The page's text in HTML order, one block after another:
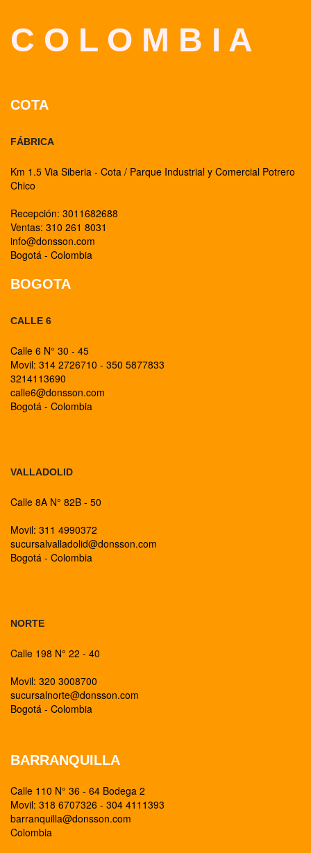
C O L O M B I A
COTA
FÁBRICA
Km 1.5 Via Siberia - Cota / Parque Industrial y Comercial Potrero
Chico
Recepción: 3011682688
Ventas: 310 261 8031
info@donsson.com
Bogotá - Colombia
BOGOTA
CALLE 6
Calle 6 N° 30 - 45
Movil: 314 2726710 - 350 5877833
3214113690
calle6@donsson.com
Bogotá - Colombia
VALLADOLID
Calle 8A N° 82B - 50
Movil: 311 4990372
sucursalvalladolid@donsson.com
Bogotá - Colombia
NORTE
Calle 198 N° 22 - 40
Movil: 320 3008700
sucursalnorte@donsson.com
Bogotá - Colombia
BARRANQUILLA
Calle 110 N° 36 - 64 Bodega 2
Movil: 318 6707326 - 304 4111393
barranquilla@donsson.com
Colombia